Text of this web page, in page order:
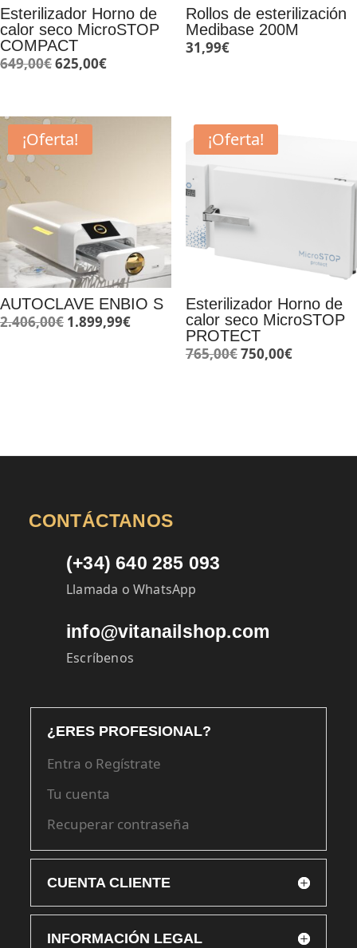
Esterilizador Horno de
calor seco MicroSTOP
COMPACT
649,00€El
era:
649,00€.
625,00€El
Rollos de esterilización
Medibase 200M
31,99€
¡Oferta!
AUTOCLAVE ENBIO S
2.406,00€ El
1.899,99€El
¡Oferta!
Esterilizador Horno de
calor seco MicroSTOP
PROTECT
765,00€El
750,00€El
CONTÁCTANOS
(+34) 640 285 093
Llamada o WhatsApp
info@vitanailshop.com
Escríbenos
¿ERES PROFESIONAL?
Entra o Regístrate
Tu cuenta
Recuperar contraseña
CUENTA CLIENTE
INFORMACIÓN LEGAL